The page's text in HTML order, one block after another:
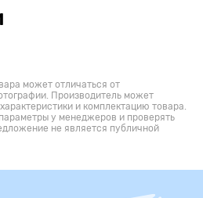
может отличаться от
Производитель может
и комплектацию товара.
у менеджеров и проверять
не является публичной